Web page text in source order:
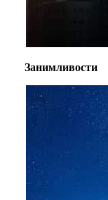
Занимливости